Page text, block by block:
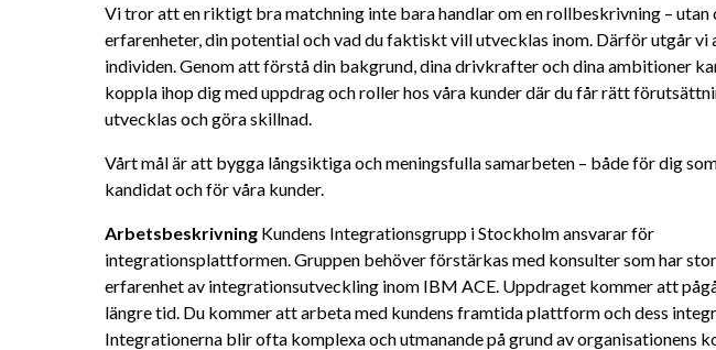
Vi tror att en riktigt bra matchning inte bara handlar om en rollbeskrivning – utan
erfarenheter, din potential och vad du faktiskt vill utvecklas inom. Därför utgår vi
individen. Genom att förstå din bakgrund, dina drivkrafter och dina ambitioner
koppla ihop dig med uppdrag och roller hos våra kunder där du får rätt
utvecklas och göra skillnad.
Vårt mål är att bygga långsiktiga och meningsfulla samarbeten – både för dig
kandidat och för våra kunder.
Arbetsbeskrivning Kundens Integrationsgrupp i Stockholm ansvarar för
integrationsplattformen. Gruppen behöver förstärkas med konsulter som har stor
erfarenhet av integrationsutveckling inom IBM ACE. Uppdraget kommer att
längre tid. Du kommer att arbeta med kundens framtida plattform och dess
Integrationerna blir ofta komplexa och utmanande på grund av organisationens